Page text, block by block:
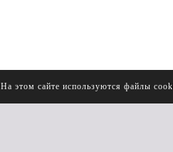
На этом сайте используются файлы